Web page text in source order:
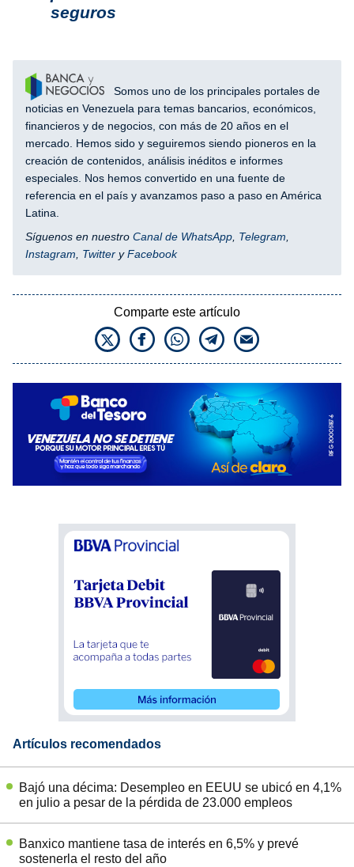
seguros
Somos uno de los principales portales de
noticias en Venezuela para temas bancarios, económicos,
financieros y de negocios, con más de 20 años en el
mercado. Hemos sido y seguiremos siendo pioneros en la
creación de contenidos, análisis inéditos e informes
especiales. Nos hemos convertido en una fuente de
referencia en el país y avanzamos paso a paso en América
Latina.
Síguenos en nuestro Canal de WhatsApp, Telegram,
Instagram, Twitter yFacebook
Comparte este artículo
Artículos recomendados
Bajó una décima: Desempleo en EEUU se ubicó en 4,1%
en julio a pesar de la pérdida de 23.000 empleos
Banxico mantiene tasa de interés en 6,5% y prevé
sostenerla el resto del año